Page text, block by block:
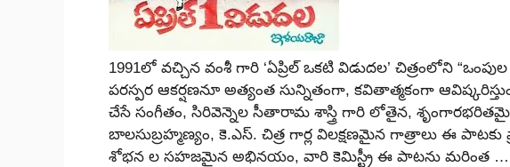
1991లో వచ్చిన వంశీ గారి ‘ఏప్రిల్ ఒకటి విడుదల’ చిత్రంలోని
పరస్పర ఆకర్షణనూ అత్యంత సున్నితంగా, కవితాత్మకంగా
చేసే సంగీతం, సిరివెన్నెల సీతారామ శాస్త్రి గారి లోతైన,
బాలసుబ్రహ్మణ్యం, కె.ఎస్. చిత్ర గార్ల విలక్షణమైన గాత్రాలు ఈ
శోభన ల సహజమైన అభినయం, వారి కెమిస్ట్రీ ఈ పాటను మరింత …